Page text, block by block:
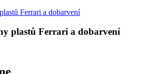
plastů Ferrari a dobarvení